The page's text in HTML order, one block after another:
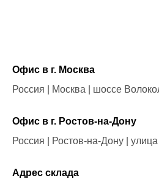
Офис в г. Москва
Россия | Москва | шоссе
Офис в г. Ростов-на-Дону
Россия | Ростов-на-Дону |
Адрес склада